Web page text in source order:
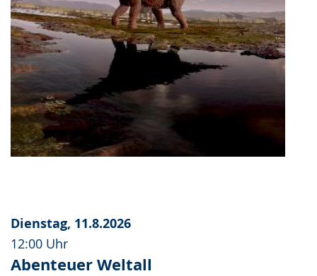
Dienstag, 11.8.2026
12:00 Uhr
Abenteuer Weltall